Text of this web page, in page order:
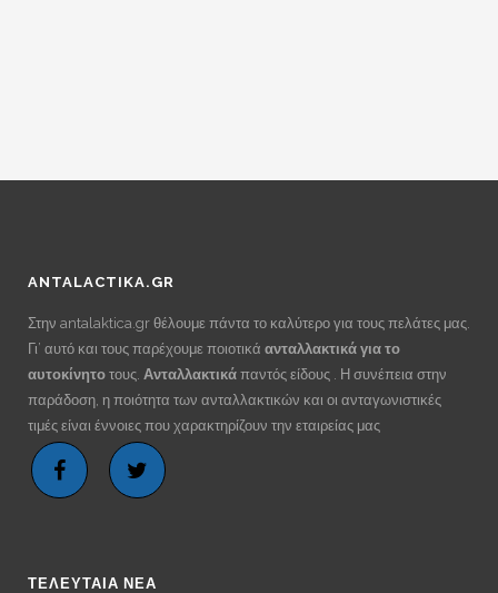
ANTALACTIKA.GR
Στην antalaktica.gr θέλουμε πάντα το καλύτερο για τους πελάτες μας.
Γι’ αυτό και τους παρέχουμε ποιοτικά ανταλλακτικά για το
αυτοκίνητο τους. Ανταλλακτικά παντός είδους . Η συνέπεια στην
παράδοση, η ποιότητα των ανταλλακτικών και οι ανταγωνιστικές
τιμές είναι έννοιες που χαρακτηρίζουν την εταιρείας μας
ΤΕΛΕΥΤΑΙΑ ΝΕΑ